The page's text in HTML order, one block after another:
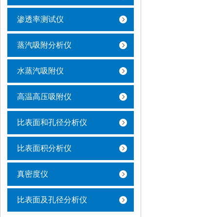
渗透率测试仪
蒸汽吸附分析仪
水蒸汽吸附仪
高温高压吸附仪
比表面和孔径分析仪
比表面积分析仪
真密度仪
比表面及孔径分析仪